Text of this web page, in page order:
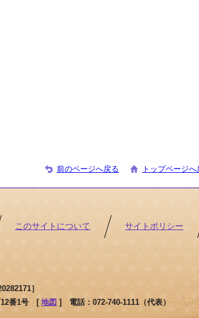
前のページへ戻る トップページへ
このサイトについて サイトポリシー
］
12番1号 [地図 ]電話：072-740-1111（代表）